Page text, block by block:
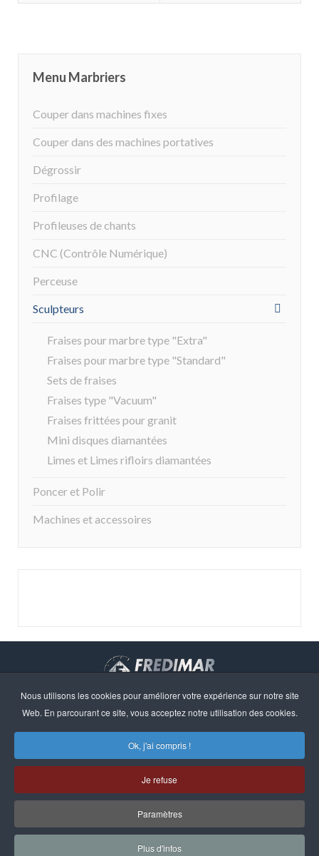
Menu Marbriers
Couper dans machines fixes
Couper dans des machines portatives
Dégrossir
Profilage
Profileuses de chants
CNC (Contrôle Numérique)
Perceuse
Sculpteurs
Fraises pour marbre type "Extra"
Fraises pour marbre type "Standard"
Sets de fraises
Fraises type "Vacuum"
Fraises frittées pour granit
Mini disques diamantées
Limes et Limes rifloirs diamantées
Poncer et Polir
Machines et accessoires
Droits d'auteur © 2023 · FREDIMAR, S.A. · Web design:
Information Légale
Politique de Confidentialité
Politique de Cookies
Nous utilisons les cookies pour améliorer votre expérience sur notre site
Web. En parcourant ce site, vous acceptez notre utilisation des cookies.
Ok, j'ai compris !
Je refuse
Paramètres
Plus d'infos